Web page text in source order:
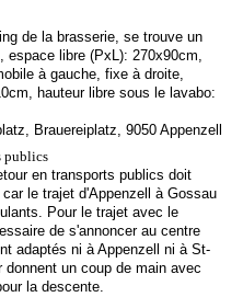
de la brasserie, se trouve un
libre (PxL): 270x90cm,
à gauche, fixe à droite,
hauteur libre sous le lavabo:
Brauereiplatz, 9050 Appenzell
publics
en transports publics doit
le trajet d'Appenzell à Gossau
Pour le trajet avec le
de s'annoncer au centre
adaptés ni à Appenzell ni à St-
un coup de main avec
la descente.